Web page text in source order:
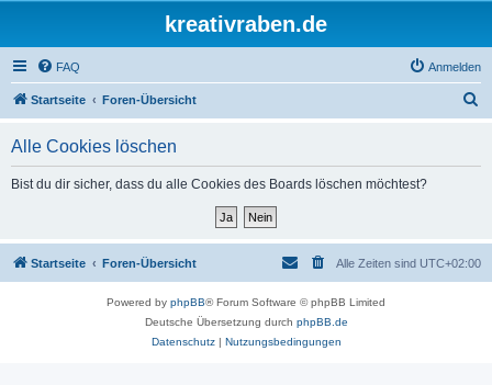
kreativraben.de
FAQ Anmelden
Startseite Foren-Übersicht
Alle Cookies löschen
Bist du dir sicher, dass du alle Cookies des Boards löschen möchtest?
Startseite Foren-Übersicht Alle Zeiten sind UTC+02:00
Powered by phpBB® Forum Software © phpBB Limited
Deutsche Übersetzung durch phpBB.de
Datenschutz| Nutzungsbedingungen